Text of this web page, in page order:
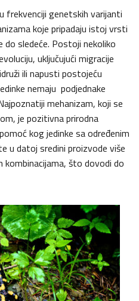
frekvenciji genetskih varijanti
koje pripadaju istoj vrsti
do sledeće. Postoji nekoliko
uključujući migracije
ili napusti postojeću
nemaju podjednake
mehanizam, koji se
je pozitivna prirodna
kog jedinke sa određenim
u datoj sredini proizvode više
kombinacijama, što dovodi do